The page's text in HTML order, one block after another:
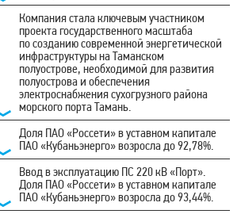
Компания стала ключевым участником
проекта государственного масштаба
по созданию современной энергетической
инфраструктуры на Таманском
полуострове, необходимой для развития
полуострова и обеспечения
электроснабжения сухогрузного района
морского порта Тамань.
Доля ПАО «Россети» в уставном капитале
ПАО «Кубаньэнерго» возросла до 92,78%.
Ввод в эксплуатацию ПС 220 кВ «Порт».
Доля ПАО «Россети» в уставном капитале
ПАО «Кубаньэнерго» возросла до 93,44%.